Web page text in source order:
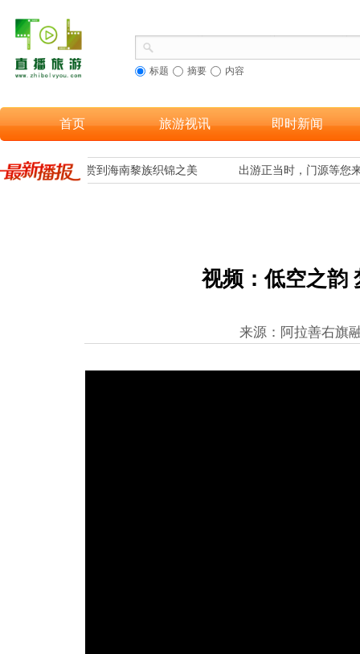
标题 摘要 内容
首页 旅游视讯 即时新闻
让更多游客欣赏到海南黎族织锦之美 出游正当时，门源等您来
视频：低空之
来源：阿拉善右